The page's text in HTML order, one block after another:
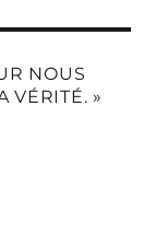
NOUS
VÉRITÉ. »